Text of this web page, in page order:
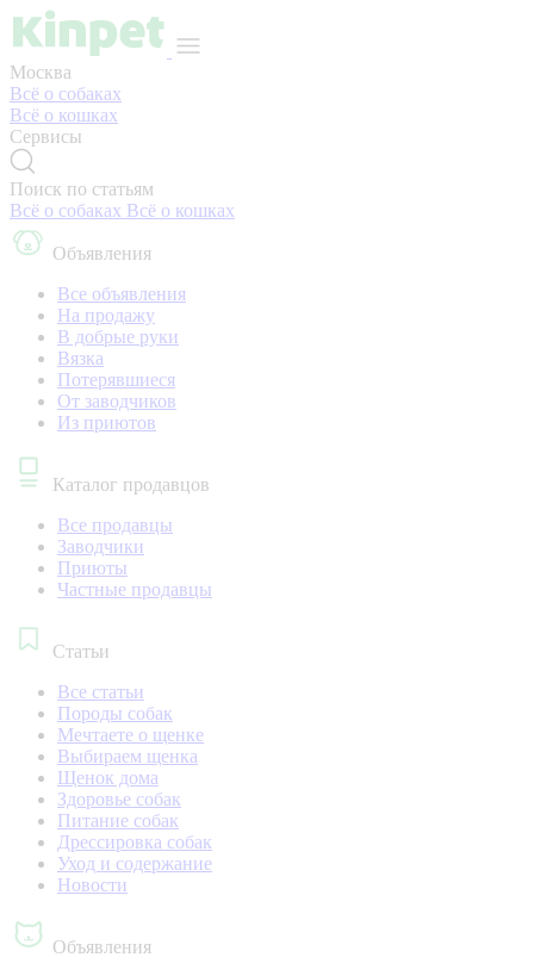
Москва
Всё о собаках
Всё о кошках
Сервисы
Поиск по статьям
Всё о собаках Всё о кошках
Объявления
Все объявления
На продажу
В добрые руки
Вязка
Потерявшиеся
От заводчиков
Из приютов
Каталог продавцов
Все продавцы
Заводчики
Приюты
Частные продавцы
Статьи
Все статьи
Породы собак
Мечтаете о щенке
Выбираем щенка
Щенок дома
Здоровье собак
Питание собак
Дрессировка собак
Уход и содержание
Новости
Объявления